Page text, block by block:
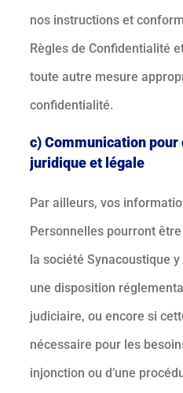
nos instructions et
Règles de Confidentialité
toute autre mesure
confidentialité.
c) Communication pour
juridique et légale
Par ailleurs, vos
Personnelles pourront
la société Synacoustique
une disposition
judiciaire, ou encore si
nécessaire pour les
injonction ou d’une